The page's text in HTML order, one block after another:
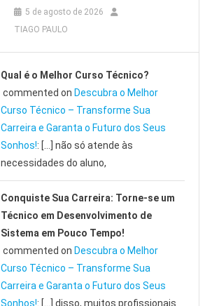
5 de agosto de 2026
TIAGO PAULO
Qual é o Melhor Curso Técnico?
commented onDescubra o Melhor
Curso Técnico – Transforme Sua
Carreira e Garanta o Futuro dos Seus
Sonhos!: […] não só atende às
necessidades do aluno,
Conquiste Sua Carreira: Torne-se um
Técnico em Desenvolvimento de
Sistema em Pouco Tempo!
commented onDescubra o Melhor
Curso Técnico – Transforme Sua
Carreira e Garanta o Futuro dos Seus
Sonhos!: […] disso, muitos profissionais